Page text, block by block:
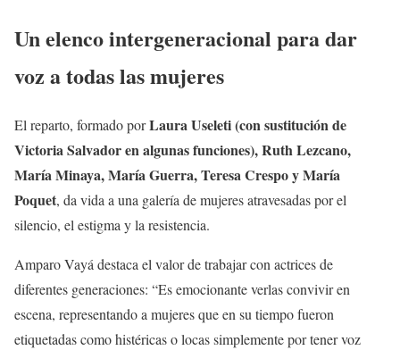
Un elenco intergeneracional para dar
voz a todas las mujeres
El reparto, formado porLaura Useleti (con sustitución de
Victoria Salvador en algunas funciones), Ruth Lezcano,
María Minaya, María Guerra, Teresa Crespo y María
Poquet, da vida a una galería de mujeres atravesadas por el
silencio, el estigma y la resistencia.
Amparo Vayá destaca el valor de trabajar con actrices de
diferentes generaciones: “Es emocionante verlas convivir en
escena, representando a mujeres que en su tiempo fueron
etiquetadas como histéricas o locas simplemente por tener voz